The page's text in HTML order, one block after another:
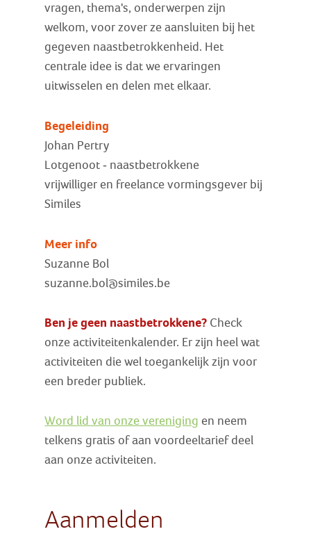
vragen, thema's, onderwerpen zijn
welkom, voor zover ze aansluiten bij het
gegeven naastbetrokkenheid. Het
centrale idee is dat we ervaringen
uitwisselen en delen met elkaar.
Begeleiding
Johan Pertry
Lotgenoot - naastbetrokkene
vrijwilliger en freelance vormingsgever bij
Similes
Meer info
Suzanne Bol
suzanne.bol@similes.be
Ben je geen naastbetrokkene? Check
onze activiteitenkalender. Er zijn heel wat
activiteiten die wel toegankelijk zijn voor
een breder publiek.
Word lid van onze vereniging en neem
telkens gratis of aan voordeeltarief deel
aan onze activiteiten.
Aanmelden